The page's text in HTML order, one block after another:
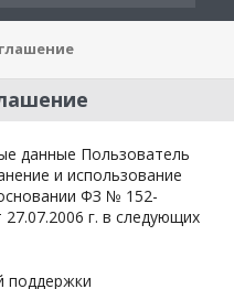
данные Пользователь
и использование
ФЗ № 152-
г. в следующих
поддержки